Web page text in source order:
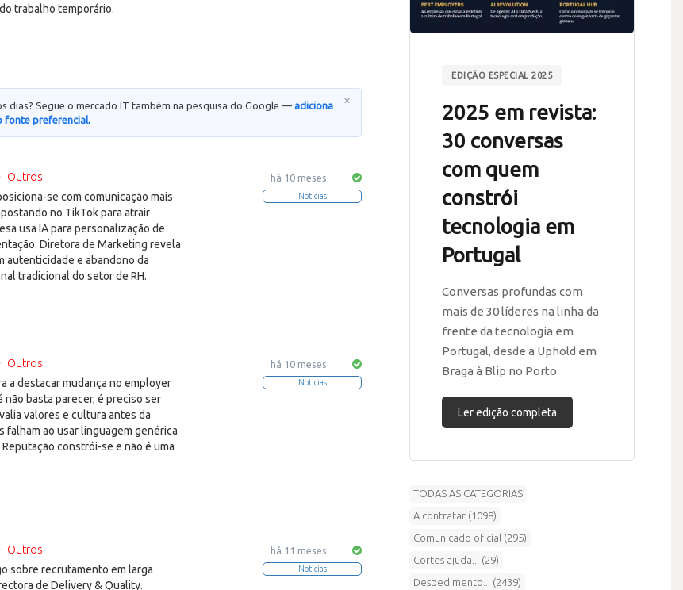
trabalho temporário.
dias? Segue o mercado IT também na pesquisa do Google — adiciona
fonte preferencial.
×
há 10 meses
Noticias
Outros
se com comunicação mais
no TikTok para atrair
usa IA para personalização de
Diretora de Marketing revela
autenticidade e abandono da
tradicional do setor de RH.
há 10 meses
Noticias
Outros
a destacar mudança no employer
não basta parecer, é preciso ser
valores e cultura antes da
falham ao usar linguagem genérica
constrói-se e não é uma
há 11 meses
Noticias
Outros
sobre recrutamento em larga
de Delivery & Quality.
EDIÇÃO ESPECIAL 2025
2025 em revista:
30 conversas
com quem
constrói
tecnologia em
Portugal
Conversas profundas com
mais de 30 líderes na linha da
frente da tecnologia em
Portugal, desde a Uphold em
Braga à Blip no Porto.
Ler edição completa
TODAS AS CATEGORIAS
A contratar (1098)
Comunicado oficial (295)
Cortes ajuda... (29)
Despedimento... (2439)